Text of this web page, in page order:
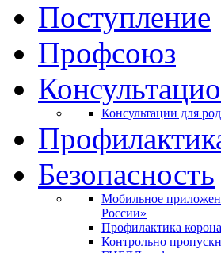
Поступление
Профсоюз
Консультации для
Безопасность
Мобильное
России»
Профилактика
Контрольно